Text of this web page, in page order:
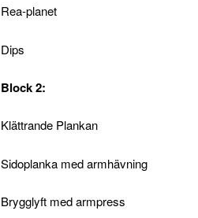
Rea-planet
Dips
Block 2:
Klättrande Plankan
Sidoplanka med armhävning
Brygglyft med armpress